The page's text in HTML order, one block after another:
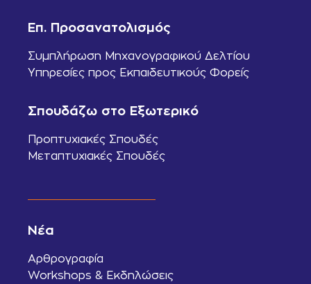
Επ. Προσανατολισμός
Συμπλήρωση Μηχανογραφικού Δελτίου
Υπηρεσίες προς Εκπαιδευτικούς Φορείς
Σπουδάζω στο Εξωτερικό
Προπτυχιακές Σπουδές
Μεταπτυχιακές Σπουδές
Νέα
Αρθρογραφία
Workshops & Εκδηλώσεις